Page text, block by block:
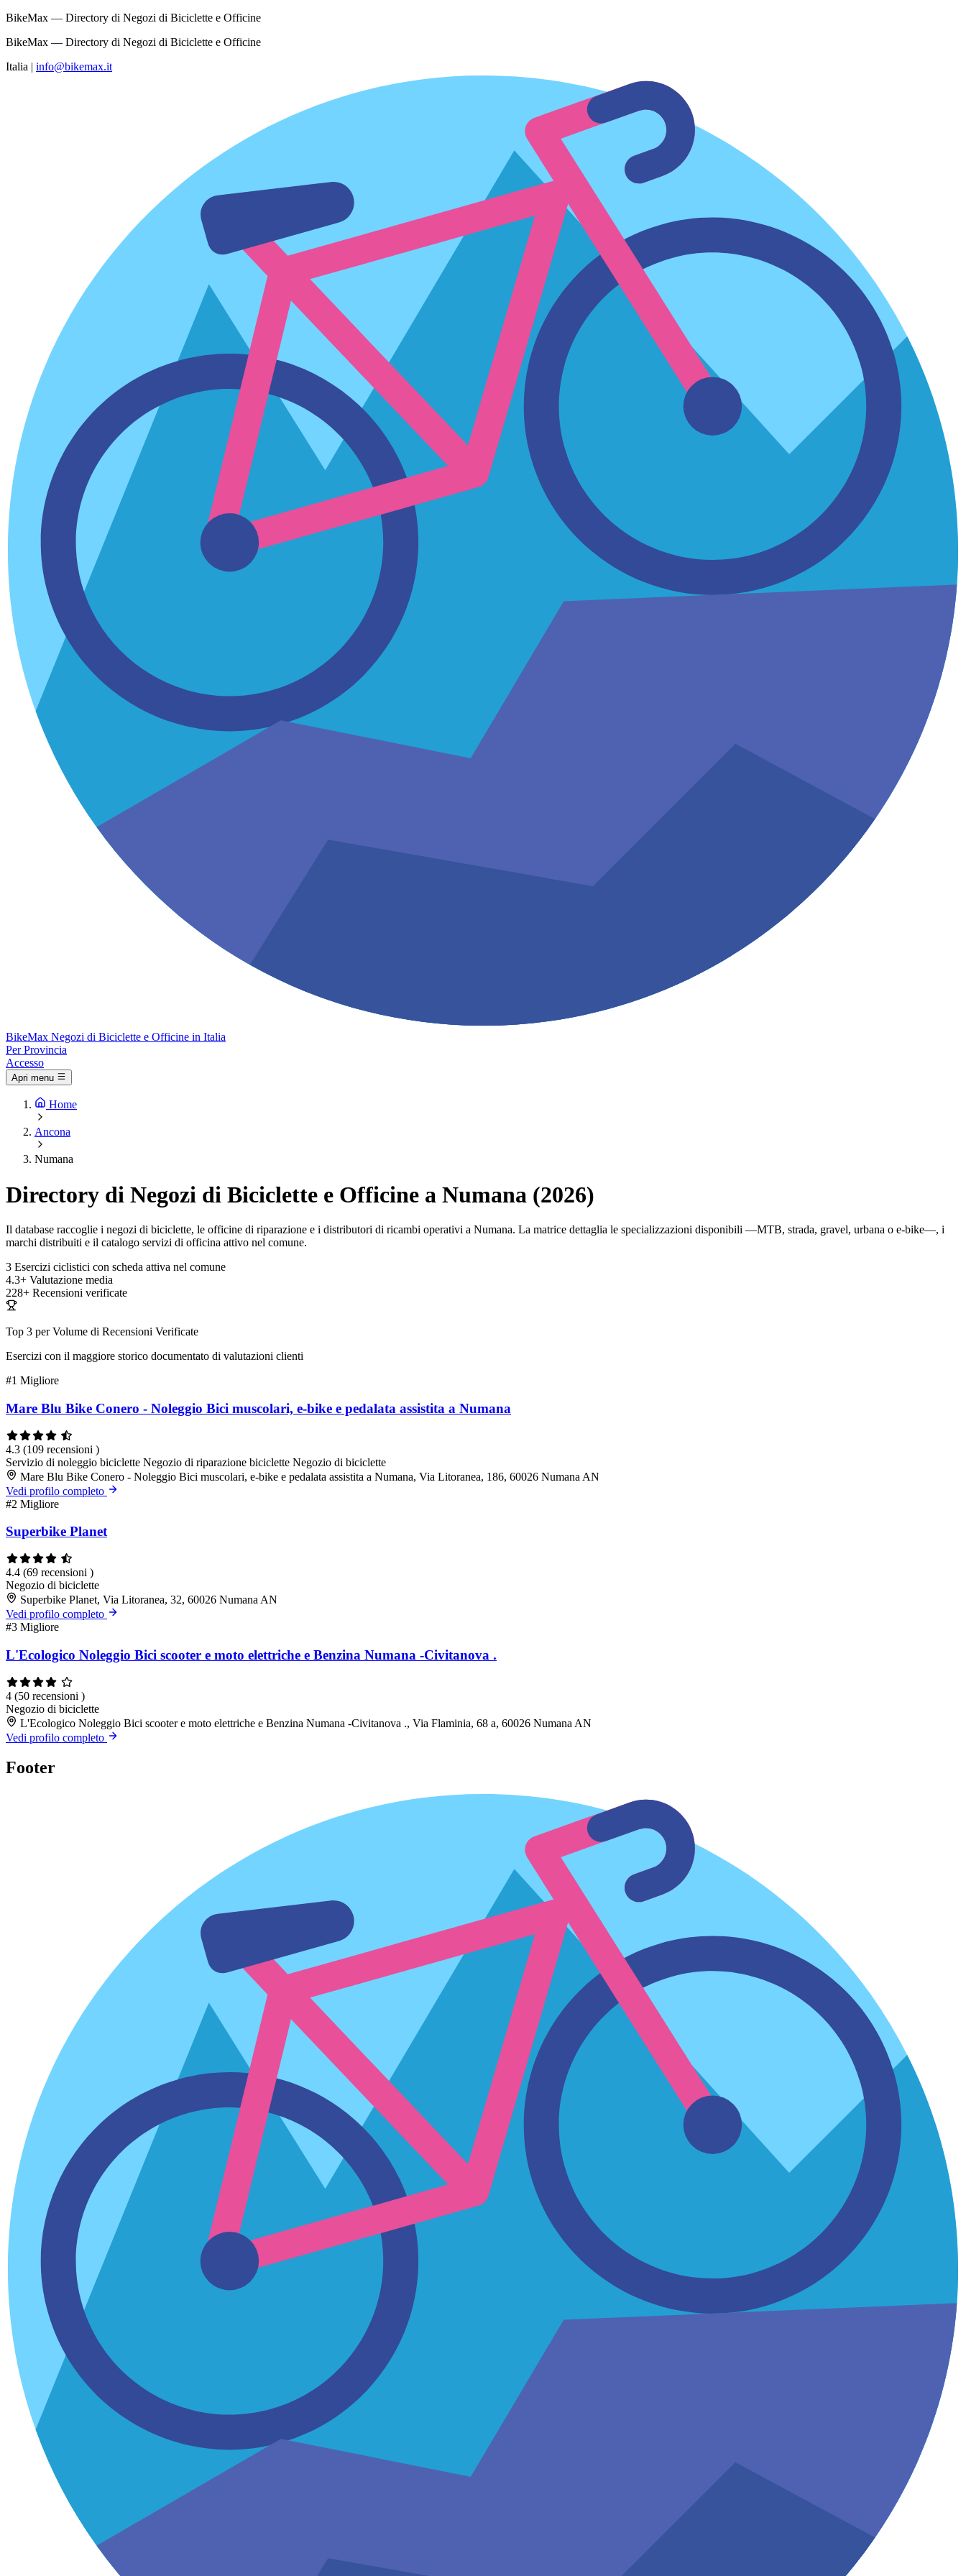
BikeMax — Directory di Negozi di Biciclette e Officine
BikeMax — Directory di Negozi di Biciclette e Officine
Italia | info@bikemax.it
BikeMax Negozi di Biciclette e Officine in Italia
Per Provincia
Accesso
Apri menu
Home
Ancona
Numana
Directory di Negozi di Biciclette e Officine a Numana (2026)
Il database raccoglie i negozi di biciclette, le officine di riparazione e i distributori di ricambi operativi a Numana. La matrice dettaglia le specializzazioni disponibili —MTB, strada, gravel, urbana o e-bike—, i
marchi distribuiti e il catalogo servizi di officina attivo nel comune.
3 Esercizi ciclistici con scheda attiva nel comune
4.3+ Valutazione media
228+ Recensioni verificate
Top 3 per Volume di Recensioni Verificate
Esercizi con il maggiore storico documentato di valutazioni clienti
#1 Migliore
Mare Blu Bike Conero - Noleggio Bici muscolari, e-bike e pedalata assistita a Numana
4.3 (109 recensioni )
Servizio di noleggio biciclette Negozio di riparazione biciclette Negozio di biciclette
Mare Blu Bike Conero - Noleggio Bici muscolari, e-bike e pedalata assistita a Numana, Via Litoranea, 186, 60026 Numana AN
Vedi profilo completo
#2 Migliore
Superbike Planet
4.4 (69 recensioni )
Negozio di biciclette
Superbike Planet, Via Litoranea, 32, 60026 Numana AN
Vedi profilo completo
#3 Migliore
L'Ecologico Noleggio Bici scooter e moto elettriche e Benzina Numana -Civitanova .
4 (50 recensioni )
Negozio di biciclette
L'Ecologico Noleggio Bici scooter e moto elettriche e Benzina Numana -Civitanova ., Via Flaminia, 68 a, 60026 Numana AN
Vedi profilo completo
Footer